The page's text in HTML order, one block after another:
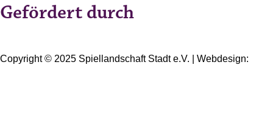
Gefördert durch
Copyright © 2025 Spiellandschaft Stadt e.V. | Webdesign: